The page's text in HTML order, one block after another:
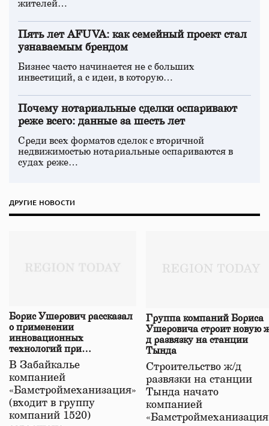
жителей…
Пять лет AFUVA: как семейный проект стал
узнаваемым брендом
Бизнес часто начинается не с больших
инвестиций, а с идеи, в которую…
Почему нотариальные сделки оспаривают
реже всего: данные за шесть лет
Среди всех форматов сделок с вторичной
недвижимостью нотариальные оспариваются в
судах реже…
ДРУГИЕ НОВОСТИ
Борис Ушерович рассказал
о применении
инновационных
технологий при
строительстве нового моста
в Забайкалье
В Забайкалье
компанией
«Бамстроймеханизация»
(входит в группу
компаний 1520)
Группа компаний Бориса
Ушеровича строит новую
д развязку на станции
Тында
Строительство ж/д
развязки на станции
Тында начато
компанией